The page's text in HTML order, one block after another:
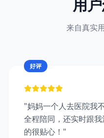
用
来自真实
好评
"妈妈一个人去医院我
全程陪同，还实时跟
的很贴心！"